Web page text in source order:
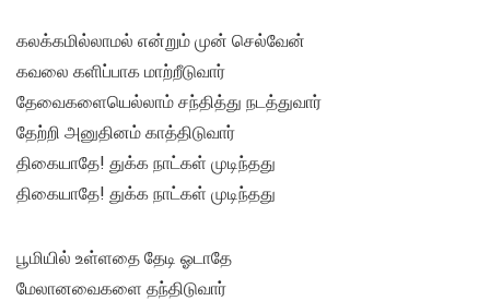
கலக்கமில்லாமல் என்றும் முன் செல்வேன்
கவலை களிப்பாக மாற்றீடுவார்
தேவைகளையெல்லாம் சந்தித்து நடத்துவார்
தேற்றி அனுதினம் காத்திடுவார்
திகையாதே! துக்க நாட்கள் முடிந்தது
திகையாதே! துக்க நாட்கள் முடிந்தது
பூமியில் உள்ளதை தேடி ஓடாதே
மேலானவைகளை தந்திடுவார்